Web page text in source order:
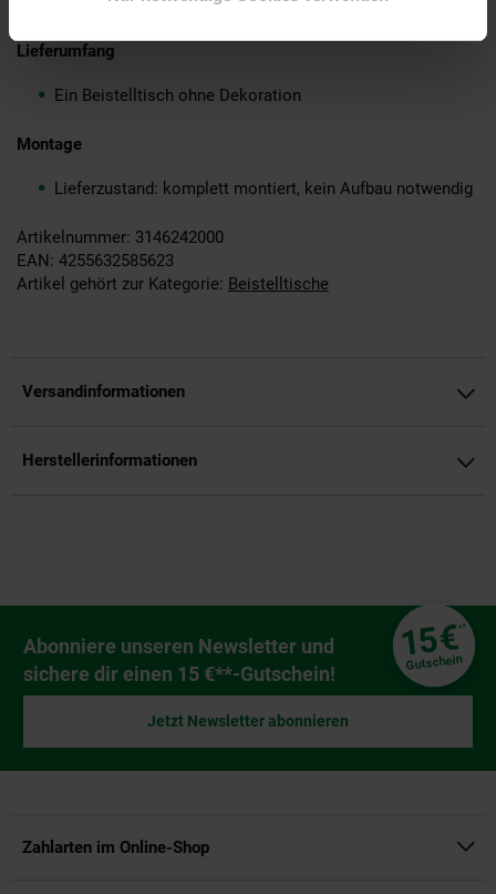
Reinigungsmittel oder tropfnassen Tücher verwenden.
Lieferumfang
Ein Beistelltisch ohne Dekoration
Montage
Lieferzustand: komplett montiert, kein Aufbau notwendig
Artikelnummer: 3146242000
EAN: 4255632585623
Artikel gehört zur Kategorie: Beistelltische
Versandinformationen
Herstellerinformationen
Newsletter Anmeldung
Abonniere unseren Newsletter und
sichere dir einen 15 €**-Gutschein!
15€**
Gutschein
Jetzt Newsletter abonnieren
Zahlarten im Online-Shop